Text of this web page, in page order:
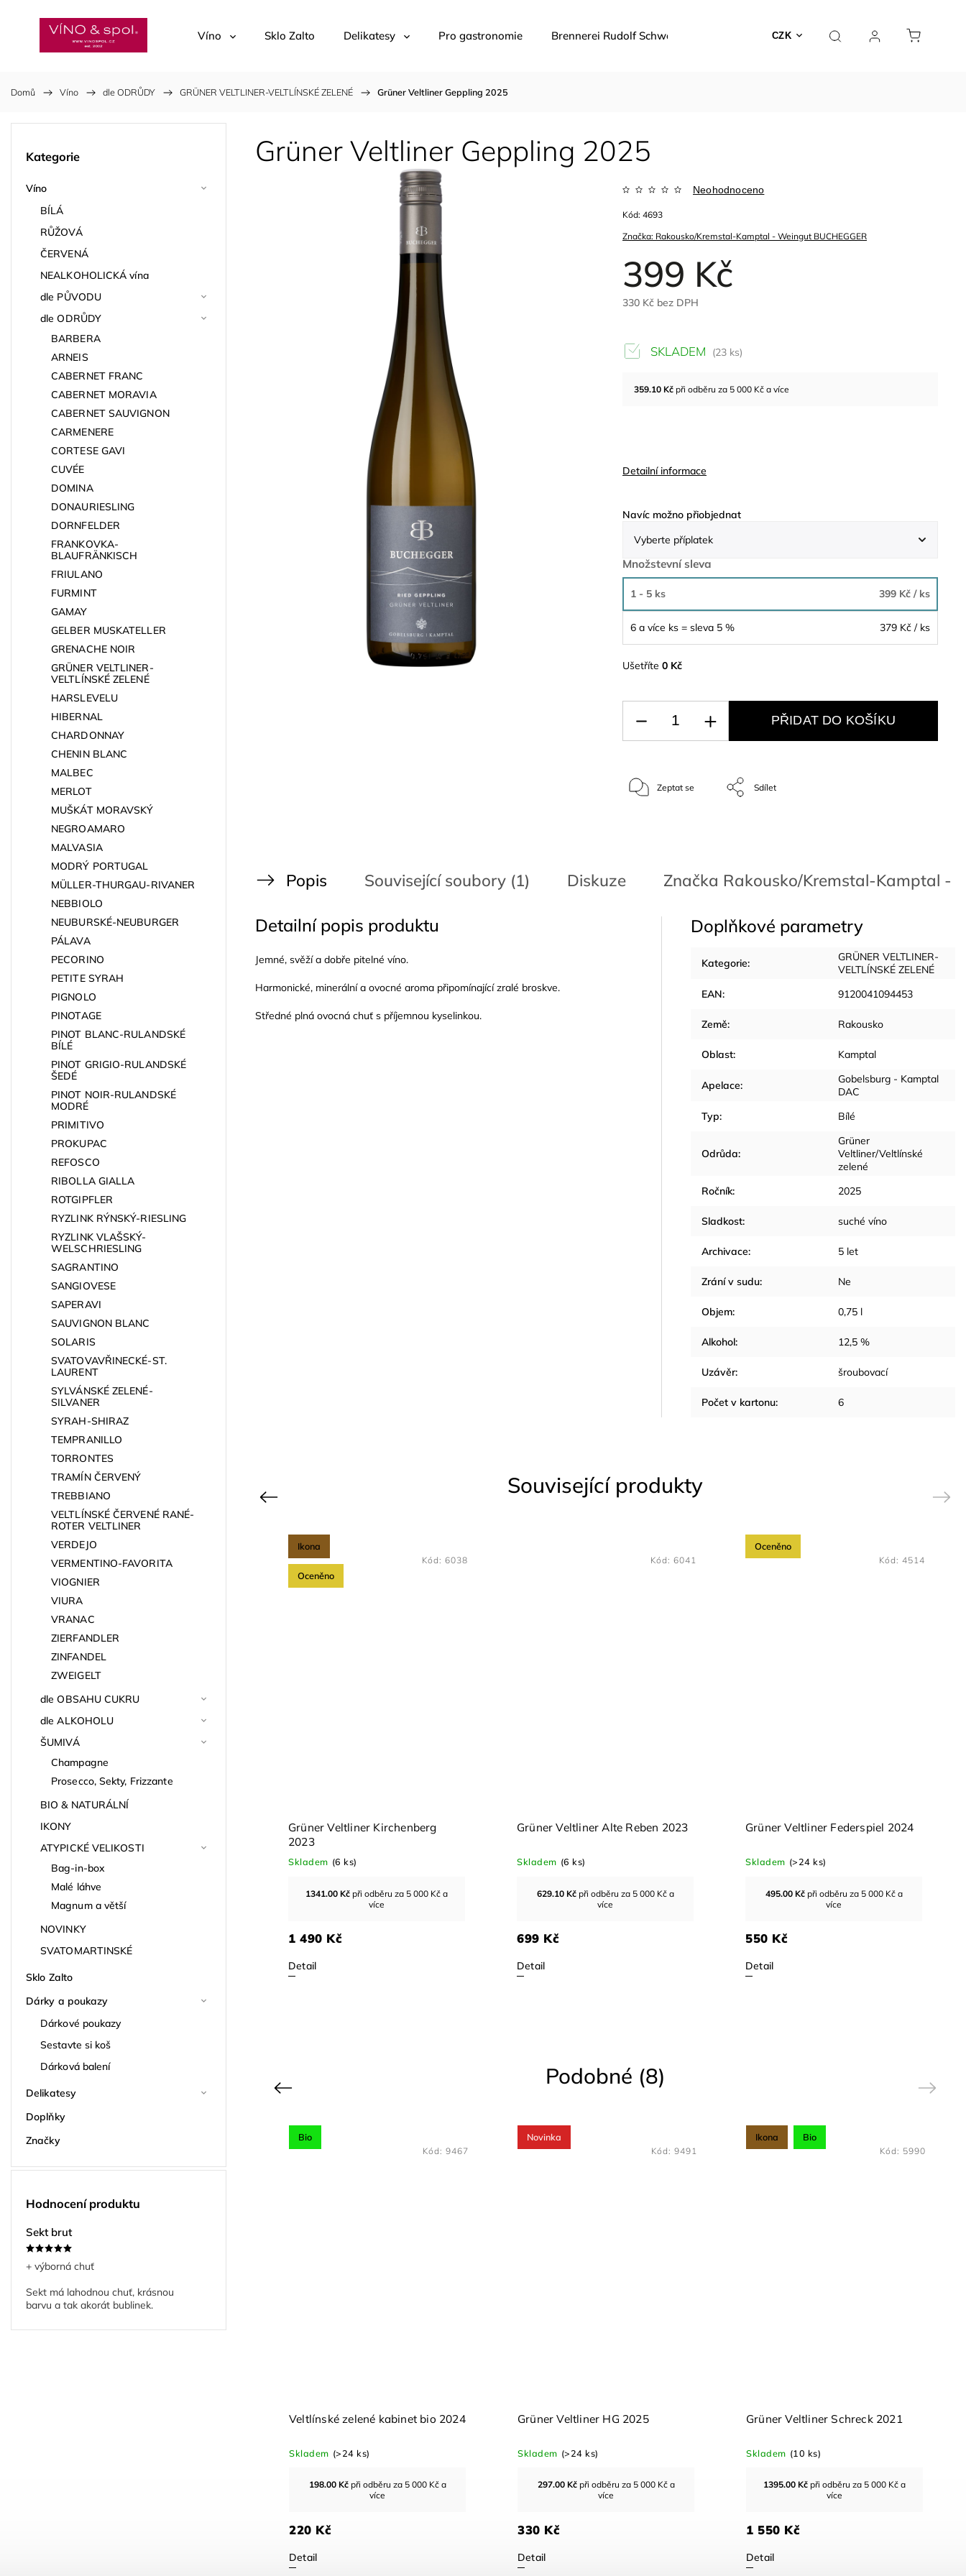
CZK
Víno Sklo Zalto Delikatesy Pro gastronomie Brennerei Rudolf Schwarzer Dárky a poukazy Kontakty
Domů / Víno / dle ODRŮDY / GRÜNER VELTLINER-VELTLÍNSKÉ ZELENÉ / Grüner Veltliner Geppling 2025
Kategorie
Víno
BÍLÁ
RŮŽOVÁ
ČERVENÁ
NEALKOHOLICKÁ vína
dle PŮVODU
dle ODRŮDY
BARBERA
ARNEIS
CABERNET FRANC
CABERNET MORAVIA
CABERNET SAUVIGNON
CARMENERE
CORTESE GAVI
CUVÉE
DOMINA
DONAURIESLING
DORNFELDER
FRANKOVKA-
BLAUFRÄNKISCH
FRIULANO
FURMINT
GAMAY
GELBER MUSKATELLER
GRENACHE NOIR
GRÜNER VELTLINER-
VELTLÍNSKÉ ZELENÉ
HARSLEVELU
HIBERNAL
CHARDONNAY
CHENIN BLANC
MALBEC
MERLOT
MUŠKÁT MORAVSKÝ
NEGROAMARO
MALVASIA
MODRÝ PORTUGAL
MÜLLER-THURGAU-RIVANER
NEBBIOLO
NEUBURSKÉ-NEUBURGER
PÁLAVA
PECORINO
PETITE SYRAH
PIGNOLO
PINOTAGE
PINOT BLANC-RULANDSKÉ
BÍLÉ
PINOT GRIGIO-RULANDSKÉ
ŠEDÉ
PINOT NOIR-RULANDSKÉ
MODRÉ
PRIMITIVO
PROKUPAC
REFOSCO
RIBOLLA GIALLA
ROTGIPFLER
RYZLINK RÝNSKÝ-RIESLING
RYZLINK VLAŠSKÝ-
WELSCHRIESLING
SAGRANTINO
SANGIOVESE
SAPERAVI
SAUVIGNON BLANC
SOLARIS
SVATOVAVŘINECKÉ-ST.
LAURENT
SYLVÁNSKÉ ZELENÉ-
SILVANER
SYRAH-SHIRAZ
TEMPRANILLO
TORRONTES
TRAMÍN ČERVENÝ
TREBBIANO
VELTLÍNSKÉ ČERVENÉ RANÉ-
ROTER VELTLINER
VERDEJO
VERMENTINO-FAVORITA
VIOGNIER
VIURA
VRANAC
ZIERFANDLER
ZINFANDEL
ZWEIGELT
dle OBSAHU CUKRU
dle ALKOHOLU
ŠUMIVÁ
Champagne
Prosecco, Sekty, Frizzante
BIO & NATURÁLNÍ
IKONY
ATYPICKÉ VELIKOSTI
Bag-in-box
Malé láhve
Magnum a větší
NOVINKY
SVATOMARTINSKÉ
Sklo Zalto
Dárky a poukazy
Dárkové poukazy
Sestavte si koš
Dárková balení
Delikatesy
Doplňky
Značky
Hodnocení produktu
Sekt brut
+ výborná chuť
Sekt má lahodnou chuť, krásnou
barvu a tak akorát bublinek.
Grüner Veltliner Geppling 2025
Značka: Rakousko/Kremstal-Kamptal - Weingut BUCHEGGER
Neohodnoceno
359.10 Kč při odběru za 5 000 Kč a více
399 Kč
330 Kč bez DPH
Kód: 4693
Detailní informace
Navíc možno přiobjednat
SKLADEM (23 ks)
Množstevní sleva
1 - 5 ks 399 Kč / ks
6 a více ks = sleva 5 % 379 Kč / ks
Ušetříte 0 Kč
PŘIDAT DO KOŠÍKU
Zeptat se Sdílet
Popis Související soubory (1) Diskuze Značka Rakousko/Kremstal-Kamptal -
Detailní popis produktu
Jemné, svěží a dobře pitelné víno.
Harmonické, minerální a ovocné aroma připomínající zralé broskve.
Středné plná ovocná chuť s příjemnou kyselinkou.
Doplňkové parametry
Kategorie:
GRÜNER VELTLINER-
VELTLÍNSKÉ ZELENÉ
EAN: 9120041094453
Země: Rakousko
Oblast: Kamptal
Apelace:
Gobelsburg - Kamptal
DAC
Typ: Bílé
Odrůda:
Grüner
Veltliner/Veltlínské
zelené
Ročník: 2025
Sladkost: suché víno
Archivace: 5 let
Zrání v sudu: Ne
Objem: 0,75 l
Alkohol: 12,5 %
Uzávěr: šroubovací
Počet v kartonu: 6
Související produkty
Previous
Oceněno
Grüner Veltliner Stein am Rain
Federspiel 2025
Skladem
495.00
Ikona
Oceněno
Grüner Veltliner Kirchenberg
2023
Skladem (6 ks)
1 490 Kč
1341.00 Kč při odběru za 5 000 Kč a
více
Detail
Kód: 6038
Grüner Veltliner Alte Reben 2023
Skladem (6 ks)
699 Kč
629.10 Kčpři odběru za 5 000 Kč a
více
Detail
Kód: 6041
Oceněno
Grüner Veltliner Federspiel 2024
Skladem (>24 ks)
550 Kč
495.00 Kčpři odběru za 5 000 Kč a
více
Detail
Kód: 4514
Next
Podobné (8)
Previous
Oceněno
Bio
Veltlínské zelené kabinet bio 2024
Skladem (>24 ks)
220 Kč
198.00 Kčpři odběru za 5 000 Kč a
více
Detail
Kód: 9467
Novinka
Grüner Veltliner HG 2025
Skladem (>24 ks)
330 Kč
297.00 Kčpři odběru za 5 000 Kč a
více
Detail
Kód: 9491
Ikona Bio
Grüner Veltliner Schreck 2021
Skladem (10 ks)
1 550 Kč
1395.00 Kč při odběru za 5 000 Kč a
více
Detail
Kód: 5990
Next